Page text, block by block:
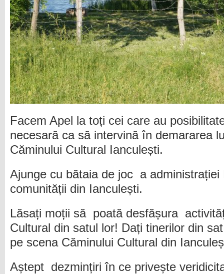
Facem Apel la toți cei care au
necesară ca să intervină în demararea
Căminului Cultural Ianculești.
Ajunge cu bătaia de joc a administrației
comunității din Ianculești.
Lăsați moții să poată desfășura
Cultural din satul lor! Dați tinerilor din
pe scena Căminului Cultural din
Aștept dezmințiri în ce privește